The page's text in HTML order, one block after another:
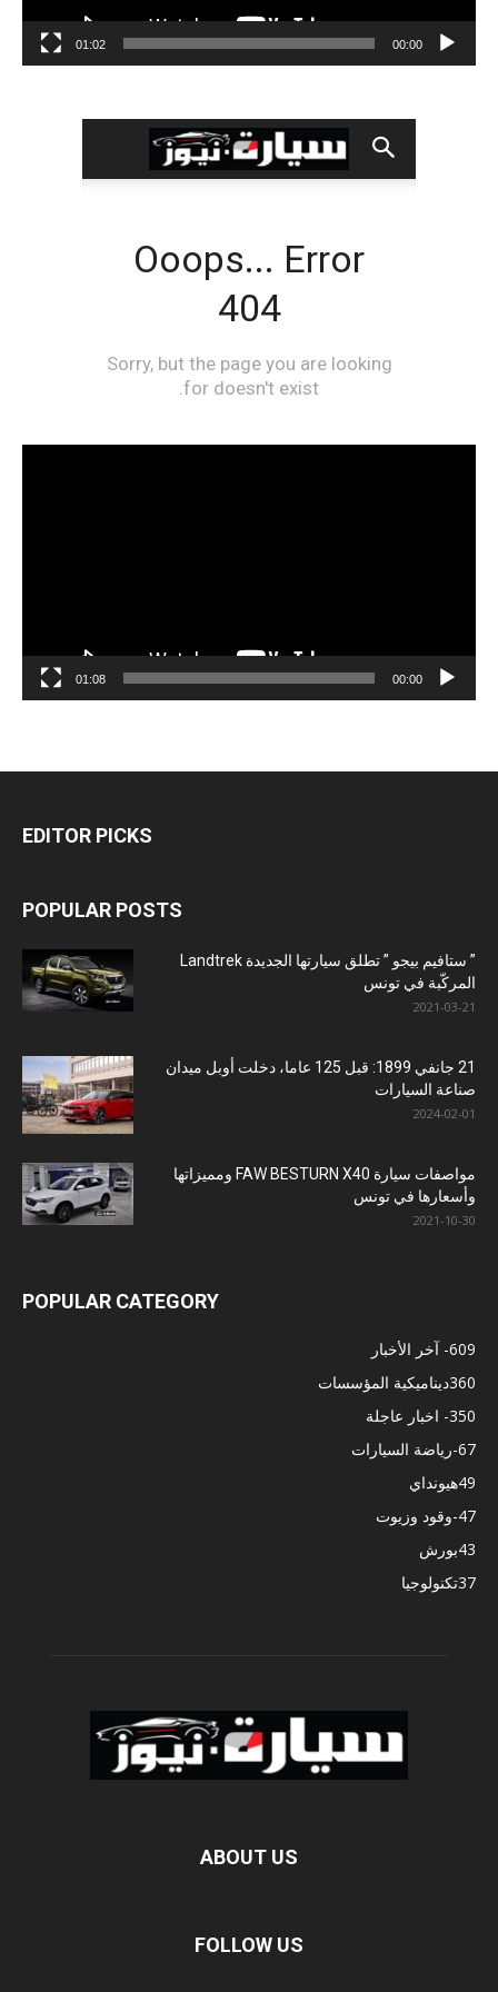
00:00
01:02
00:00
01:08
EDITOR PICKS
POPULAR POSTS
” ستافيم بيجو ” تطلق سيارتها الجديدة Landtrek
المركّبة في تونس
2021-03-21
21 جانفي 1899: قبل 125 عاما، دخلت أوبل ميدان
صناعة السيارات
2024-02-01
مواصفات سيارة FAW BESTURN X40 ومميزاتها
وأسعارها في تونس
2021-10-30
POPULAR CATEGORY
- آخر الأخبار609
ديناميكية المؤسسات360
- اخبار عاجلة350
-رياضة السيارات67
هيونداي49
-وقود وزيوت47
بورش43
تكنولوجيا37
ABOUT US
FOLLOW US